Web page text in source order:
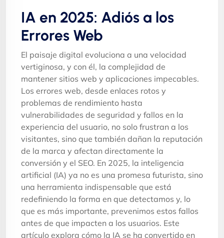
IA en 2025: Adiós a los
Errores Web
El paisaje digital evoluciona a una velocidad
vertiginosa, y con él, la complejidad de
mantener sitios web y aplicaciones impecables.
Los errores web, desde enlaces rotos y
problemas de rendimiento hasta
vulnerabilidades de seguridad y fallos en la
experiencia del usuario, no solo frustran a los
visitantes, sino que también dañan la reputación
de la marca y afectan directamente la
conversión y el SEO. En 2025, la inteligencia
artificial (IA) ya no es una promesa futurista, sino
una herramienta indispensable que está
redefiniendo la forma en que detectamos y, lo
que es más importante, prevenimos estos fallos
antes de que impacten a los usuarios. Este
artículo explora cómo la IA se ha convertido en